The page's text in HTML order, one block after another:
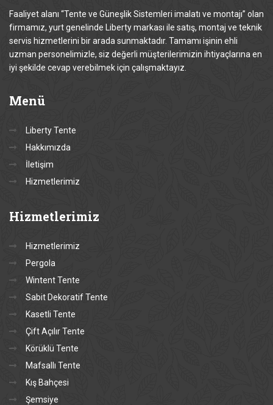
Faaliyet alanı “Tente ve Güneşlik Sistemleri imalatı ve montajı” olan
firmamız, yurt genelinde Liberty markası ile satış, montaj ve teknik
servis hizmetlerini bir arada sunmaktadır. Tamamı işinin ehli
uzman personelimizle, siz değerli müşterilerimizin ihtiyaçlarına en
iyi şekilde cevap verebilmek için çalışmaktayız.
Menü
Liberty Tente
Hakkımızda
İletişim
Hizmetlerimiz
Hizmetlerimiz
Hizmetlerimiz
Pergola
Wintent Tente
Sabit Dekoratif Tente
Kasetli Tente
Çift Açılır Tente
Körüklü Tente
Mafsallı Tente
Kış Bahçesi
Şemsiye